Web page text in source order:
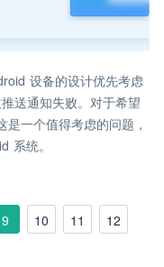
设备的设计优先考虑
送通知失败。对于希望
一个值得考虑的问题，
系统。
9 10 11
12